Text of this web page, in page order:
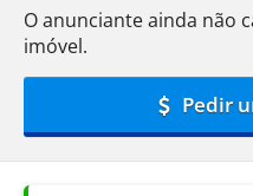
O anunciante ainda não
imóvel.
Pedir